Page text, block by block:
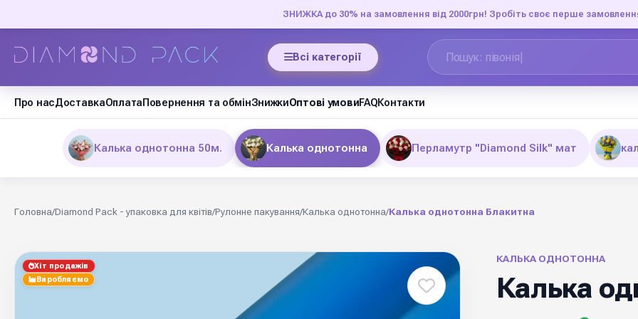
ЗНИЖКА до 30% на замовлення від 2000грн! Зробіть своє перше
Всі категорії
Про насДоставкаОплатаПовернення та обмінЗнижкиОптові умовиFAQКонтакти
Калька однотонна 50м. Калька однотонна Перламутр "Diamond Silk" мат
Головна/Diamond Pack - упаковка для квітів/Рулонне пакування/Калька однотонна/Калька однотонна Блакитна
Хіт продажів
Виробляємо
КАЛЬКА ОДНОТОННА
Калька